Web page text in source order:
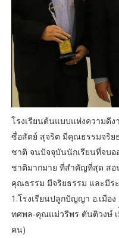
โรงเรียนต้นแบบแห่งความดี
ซื่อสัตย์ สุจริต มีคุณธรรมจริย
ชาติ จนปัจจุบันนักเรียนที่จบอ
ชาติมากมาย ที่สำคัญที่สุด สอ
คุณธรรม มีจริยธรรม และมีร
1.โรงเรียนปลูกปัญญา อ.เมือ
ทศพล-คุณแม่วรีพร ตันติวงษ์
คน)